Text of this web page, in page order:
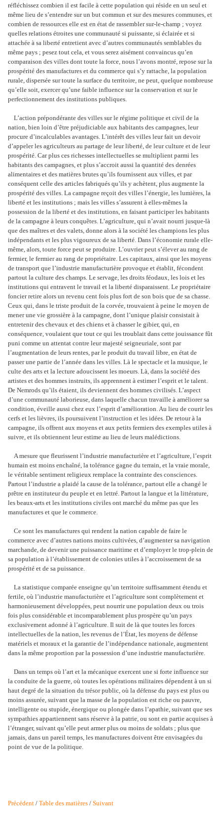
réfléchissez combien il est facile à cette population qui réside en un seul et
même lieu de s’entendre sur un but commun et sur des mesures communes, et
combien de ressources elle est en état de rassembler sur-le-champ ; voyez
quelles relations étroites une communauté si puissante, si éclairée et si
attachée à sa liberté entretient avec d’autres communautés semblables du
même pays ; pesez tout cela, et vous serez aisément convaincus qu’en
comparaison des villes dont toute la force, nous l’avons montré, repose sur la
prospérité des manufactures et du commerce qui s’y rattache, la population
rurale, dispersée sur toute la surface du territoire, ne peut, quelque nombreuse
qu’elle soit, exercer qu’une faible influence sur la conservation et sur le
perfectionnement des institutions publiques.
L’action prépondérante des villes sur le régime politique et civil de la
nation, bien loin d’être préjudiciable aux habitants des campagnes, leur
procure d’incalculables avantages. L’intérêt des villes leur fait un devoir
d’appeler les agriculteurs au partage de leur liberté, de leur culture et de leur
prospérité. Car plus ces richesses intellectuelles se multiplient parmi les
habitants des campagnes, et plus s’accroit aussi la quantité des denrées
alimentaires et des matières brutes qu’ils fournissent aux villes, et par
conséquent celle des articles fabriqués qu’ils y achètent, plus augmente la
prospérité des villes. La campagne reçoit des villes l’énergie, les lumières, la
liberté et les institutions ; mais les villes s’assurent à elles-mêmes la
possession de la liberté et des institutions, en faisant participer les habitants
de la campagne à leurs conquêtes. L’agriculture, qui n’avait nourri jusque-là
que des maîtres et des valets, donne alors à la société les champions les plus
indépendants et les plus vigoureux de sa liberté. Dans l’économie rurale elle-
même, alors, toute force peut se produire. L’ouvrier peut s’élever au rang de
fermier, le fermier au rang de propriétaire. Les capitaux, ainsi que les moyens
de transport que l’industrie manufacturière provoque et établit, fécondent
partout la culture des champs. Le servage, les droits féodaux, les lois et les
institutions qui entravent le travail et la liberté disparaissent. Le propriétaire
foncier retire alors un revenu cent fois plus fort de son bois que de sa chasse.
Ceux qui, dans le triste produit de la corvée, trouvaient à peine le moyen de
mener une vie grossière à la campagne, dont l’unique plaisir consistait à
entretenir des chevaux et des chiens et à chasser le gibier, qui, en
conséquence, voulaient que tout ce qui les troublait dans cette jouissance fût
puni comme un attentat contre leur majesté seigneuriale, sont par
l’augmentation de leurs rentes, par le produit du travail libre, en état de
passer une partie de l’année dans les villes. Là le spectacle et la musique, le
culte des arts et la lecture adoucissent les moeurs. Là, dans la société des
artistes et des hommes instruits, ils apprennent à estimer l’esprit et le talent.
De Nemrods qu’ils étaient, ils deviennent des hommes civilisés. L’aspect
d’une communauté laborieuse, dans laquelle chacun travaille à améliorer sa
condition, éveille aussi chez eux l’esprit d’amélioration. Au lieu de courir les
cerfs et les lièvres, ils poursuivent l’instruction et les idées. De retour à la
campagne, ils offrent aux moyens et aux petits fermiers des exemples utiles à
suivre, et ils obtiennent leur estime au lieu de leurs malédictions.
A mesure que fleurissent l’industrie manufacturière et l’agriculture, l’esprit
humain est moins enchaîné, la tolérance gagne du terrain, et la vraie morale,
le véritable sentiment religieux remplace la contrainte des consciences.
Partout l’industrie a plaidé la cause de la tolérance, partout elle a changé le
prêtre en instituteur du peuple et en lettré. Partout la langue et la littérature,
les beaux-arts et les institutions civiles ont marché du même pas que les
manufactures et que le commerce.
Ce sont les manufactures qui rendent la nation capable de faire le
commerce avec d’autres nations moins cultivées, d’augmenter sa navigation
marchande, de devenir une puissance maritime et d’employer le trop-plein de
sa population à l’établissement de colonies utiles à l’accroissement de sa
prospérité et de sa puissance.
La statistique comparée enseigne qu’un territoire suffisamment étendu et
fertile, où l’industrie manufacturière et l’agriculture sont complètement et
harmonieusement développées, peut nourrir une population deux ou trois
fois plus considérable et incomparablement plus prospère qu’un pays
exclusivement adonné à l’agriculture. Il suit de là que toutes les forces
intellectuelles de la nation, les revenus de l’État, les moyens de défense
matériels et moraux et la garantie de l’indépendance nationale, augmentent
dans la même proportion par la possession d’une industrie manufacturière.
Dans un temps où l’art et la mécanique exercent une si forte influence sur
la conduite de la guerre, où toutes les opérations militaires dépendent à un si
haut degré de la situation du trésor public, où la défense du pays est plus ou
moins assurée, suivant que la masse de la population est riche ou pauvre,
intelligente ou stupide, énergique ou plongée dans l’apathie, suivant que ses
sympathies appartiennent sans réserve à la patrie, ou sont en partie acquises à
l’étranger, suivant qu’elle peut armer plus ou moins de soldats ; plus que
jamais, dans un pareil temps, les manufactures doivent être envisagées du
point de vue de la politique.
Précédent / Table des matières / Suivant